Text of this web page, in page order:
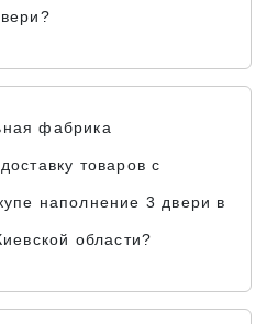
фабрика
товаров с
наполнение 3 двери в
области?